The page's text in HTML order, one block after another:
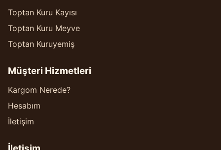
Toptan Kuru Kayısı
Toptan Kuru Meyve
Toptan Kuruyemiş
Müşteri Hizmetleri
Kargom Nerede?
Hesabım
İletişim